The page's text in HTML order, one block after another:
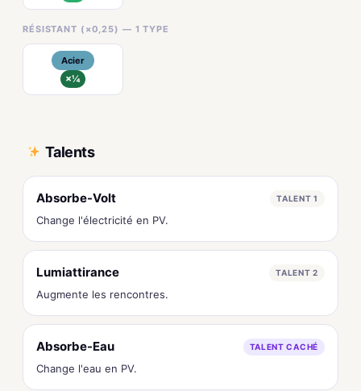
RÉSISTANT (×0,25) — 1 TYPE
Acier
×¼
Talents
Absorbe-Volt TALENT 1
Change l'électricité en PV.
Lumiattirance TALENT 2
Augmente les rencontres.
Absorbe-Eau TALENT CACHÉ
Change l'eau en PV.